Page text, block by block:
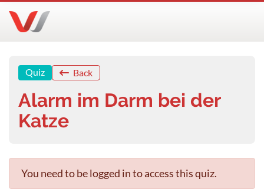
Quiz Back
Alarm im Darm bei der
Katze
You need to be logged in to access this quiz.